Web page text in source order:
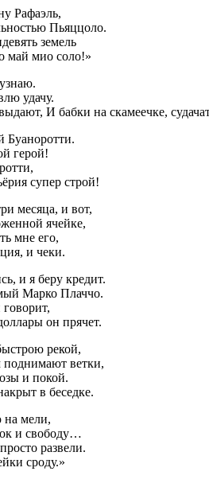
Рафаэль,
Пьяццоло.
земель
май мио соло!»
удачу.
И бабки на скамеечке,
Буаноротти.
герой!
супер строй!
месяца, и вот,
ячейке,
мне его,
и чеки.
и я беру кредит.
Марко Плаччо.
он прячет.
рекой,
поднимают ветки,
и покой.
в беседке.
мели,
и свободу…
развели.
сроду.»